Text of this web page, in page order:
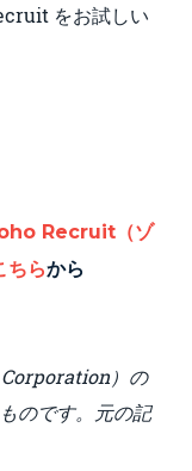
をお試しい
Recruit（ゾ
ちらから
）の
のです。元の記